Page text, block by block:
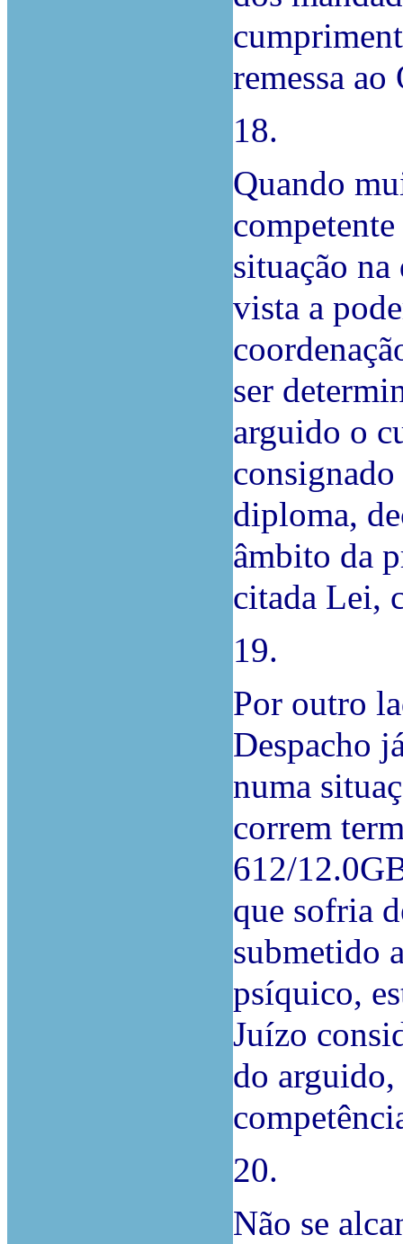
remessa ao
18.
Quando
situação
vista a
ser
arguido o
diploma,
âmbito da
citada Lei,
19.
Por outro
Despacho
numa
correm
612/
que sofria
submetido
psíquico,
Juízo
do arguido,
20.
Não se